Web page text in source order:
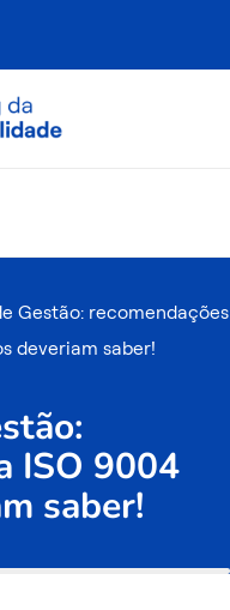
Gestão: recomendações
deveriam saber!
ISO 9004
saber!